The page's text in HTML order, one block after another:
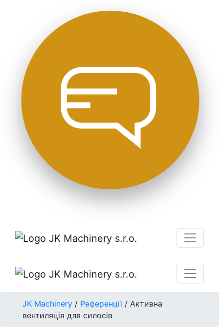
JK Machinery / Референції/ Активна
вентиляція для силосів